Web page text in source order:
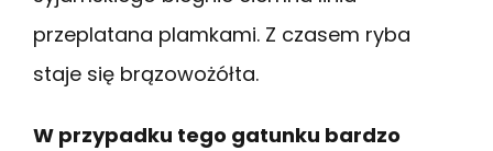
przeplatana plamkami. Z czasem ryba
staje się brązowożółta.
W przypadku tego gatunku bardzo